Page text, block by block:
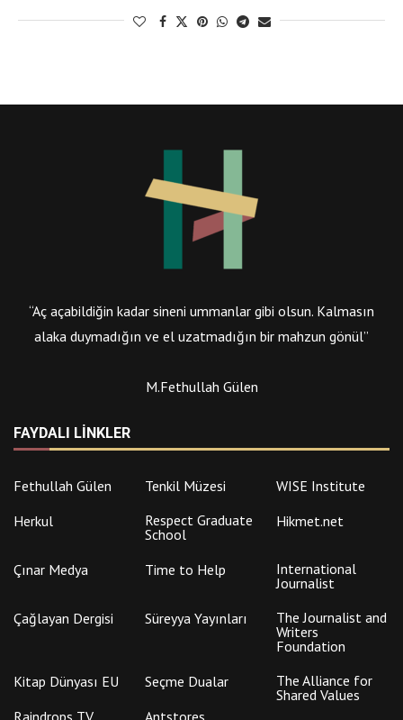
“Aç açabildiğin kadar sineni ummanlar gibi olsun. Kalmasın
alaka duymadığın ve el uzatmadığın bir mahzun gönül”
M.Fethullah Gülen
FAYDALI LINKLER
Fethullah Gülen Tenkil Müzesi
WISE Institute
Herkul
Respect Graduate
School
Hikmet.net
Çınar Medya Time to Help
International
Journalist
Çağlayan Dergisi
Süreyya Yayınları
The Journalist and
Writers
Foundation
Kitap Dünyası EU
Seçme Dualar
The Alliance for
Shared Values
Raindrops TV
Antstores